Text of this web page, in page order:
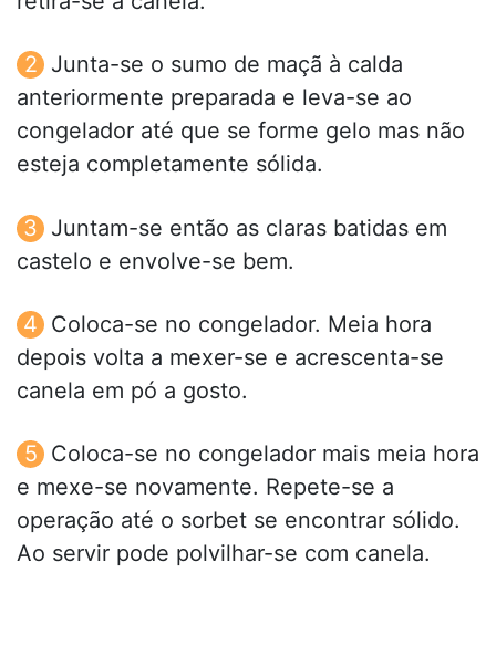
Junta-se o sumo de maçã à calda
anteriormente preparada e leva-se ao
congelador até que se forme gelo mas não
esteja completamente sólida.
Juntam-se então as claras batidas em
castelo e envolve-se bem.
Coloca-se no congelador. Meia hora
depois volta a mexer-se e acrescenta-se
canela em pó a gosto.
Coloca-se no congelador mais meia hora
e mexe-se novamente. Repete-se a
operação até o sorbet se encontrar sólido.
Ao servir pode polvilhar-se com canela.